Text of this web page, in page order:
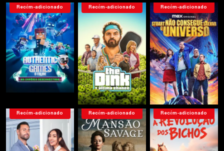
Recém-adicionado Recém-adicionado Recém-adicionado
Recém-adicionado Recém-adicionado Recém-adicionado